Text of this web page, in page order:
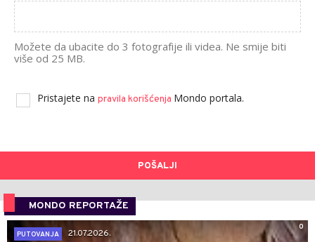
Možete da ubacite do 3 fotografije ili videa. Ne smije biti
više od 25 MB.
Pristajete na pravila korišćenja Mondo portala.
POŠALJI
MONDO REPORTAŽE
0
PUTOVANJA
21.07.2026.